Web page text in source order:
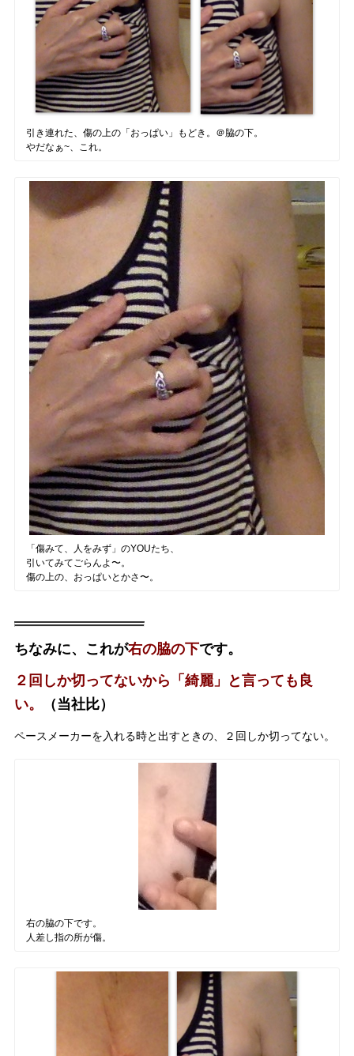
引き連れた、傷の上の「おっぱい」もどき。＠脇の下。
やだなぁ~、これ。
「傷みて、人をみず」のYOUたち、
引いてみてごらんよ〜。
傷の上の、おっぱいとかさ〜。
ちなみに、これが右の脇の下です。
２回しか切ってないから「綺麗」と言っても良
い。
（当社比）
ペースメーカーを入れる時と出すときの、２回しか切ってない。
右の脇の下です。
人差し指の所が傷。